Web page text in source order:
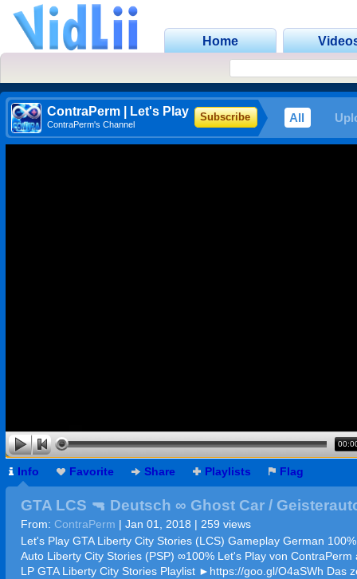
Home
ContraPerm | Let's Play
ContraPerm's Channel
Subscribe All
Info Favorite Share Playlists Flag
GTA LCS 🔫 Deutsch ∞ Ghost Car /
Glitch / Bug ∞ GTA Liberty City Stories
From: ContraPerm | Jan 01, 2018 | 259 views
Let's Play GTA Liberty City Stories (LCS) Gameplay German
Auto Liberty City Stories (PSP) ∞100% Let's Play von
LP GTA Liberty City Stories Playlist ►https://goo.gl/O4aSWh Das